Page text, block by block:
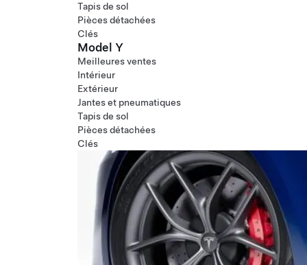
Tapis de sol
Pièces détachées
Clés
Model Y
Meilleures ventes
Intérieur
Extérieur
Jantes et pneumatiques
Tapis de sol
Pièces détachées
Clés